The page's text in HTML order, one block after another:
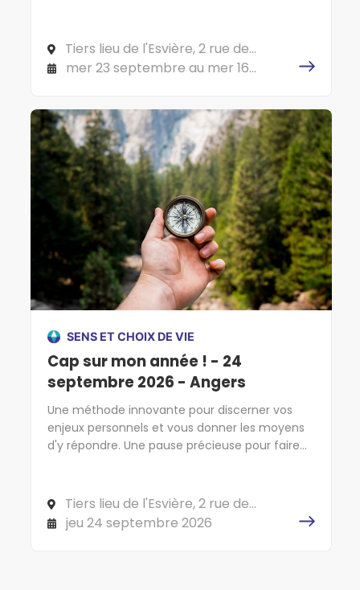
complémentarité vocale pour que le chant
sonne harmonieusement.
Tiers lieu de l'Esvière, 2 rue de
l'Esvière, 49000 ANGERS
mer 23 septembre au mer 16
SENS ET CHOIX DE VIE
Cap sur mon année ! - 24
septembre 2026 - Angers
Une méthode innovante pour discerner vos
enjeux personnels et vous donner les moyens
d'y répondre. Une pause précieuse pour faire
Tiers lieu de l'Esvière, 2 rue de
l'Esvière, 49000 ANGERS
jeu 24 septembre 2026